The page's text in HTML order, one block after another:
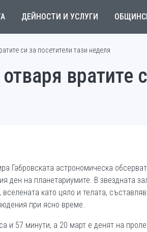
ДЕЙНОСТИ И УСЛУГИ
си за посетители тази неделя
вратите
Габровската астрономическа
ден на планетариумите. В звездната
като цяло и телата,
при ясно време.
и 57 минути, а 20 март е денят на